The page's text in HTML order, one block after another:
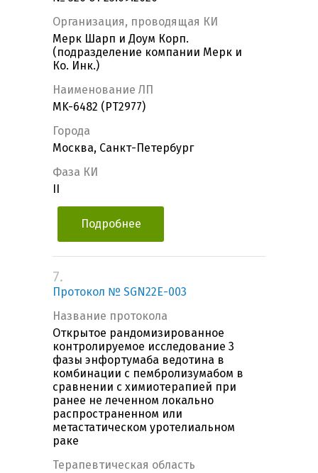
Организация, проводящая КИ
Мерк Шарп и Доум Корп.
(подразделение компании Мерк и
Ко. Инк.)
Наименование ЛП
MK-6482 (PT2977)
Города
Москва, Санкт-Петербург
Фаза КИ
Подробнее
7.
Протокол № SGN22E-003
Название протокола
Открытое рандомизированное
контролируемое исследование 3
фазы энфортумаба ведотина в
комбинации с пембролизумабом в
сравнении с химиотерапией при
ранее не леченном локально
распространенном или
метастатическом уротелиальном
раке
Терапевтическая область